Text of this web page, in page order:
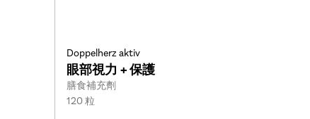
Doppelherz aktiv
眼部視力 + 保護
Type:
膳食補充劑
Size:
120 粒